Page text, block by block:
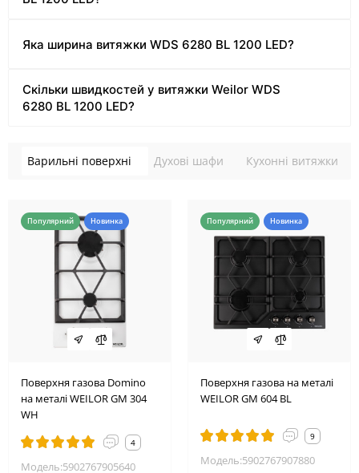
Яка ширина витяжки WDS 6280 BL 1200 LED?
Скільки швидкостей у витяжки Weilor WDS
6280 BL 1200 LED?
Варильні поверхні Духові шафи Кухонні витяжки
Популярний Новинка
Поверхня газова Domino
на металі WEILOR GM 304
WH
4
Модель:5902767905640
Популярний Новинка
Поверхня газова на металі
WEILOR GM 604 BL
9
Модель:5902767907880